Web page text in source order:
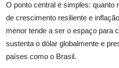
O ponto central é simples: quanto
de crescimento resiliente e
menor tende a ser o espaço para
sustenta o dólar globalmente e
países como o Brasil.